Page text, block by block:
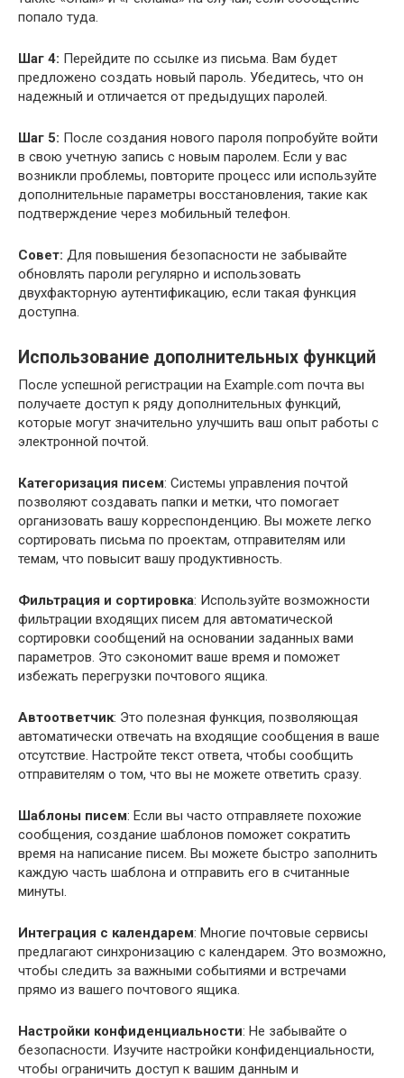
попало туда.
Шаг 4: Перейдите по ссылке из письма. Вам будет
предложено создать новый пароль. Убедитесь, что он
надежный и отличается от предыдущих паролей.
Шаг 5: После создания нового пароля попробуйте войти
в свою учетную запись с новым паролем. Если у вас
возникли проблемы, повторите процесс или используйте
дополнительные параметры восстановления, такие как
подтверждение через мобильный телефон.
Совет: Для повышения безопасности не забывайте
обновлять пароли регулярно и использовать
двухфакторную аутентификацию, если такая функция
доступна.
Использование дополнительных функций
После успешной регистрации на Example.com почта вы
получаете доступ к ряду дополнительных функций,
которые могут значительно улучшить ваш опыт работы с
электронной почтой.
Категоризация писем: Системы управления почтой
позволяют создавать папки и метки, что помогает
организовать вашу корреспонденцию. Вы можете легко
сортировать письма по проектам, отправителям или
темам, что повысит вашу продуктивность.
Фильтрация и сортировка: Используйте возможности
фильтрации входящих писем для автоматической
сортировки сообщений на основании заданных вами
параметров. Это сэкономит ваше время и поможет
избежать перегрузки почтового ящика.
Автоответчик: Это полезная функция, позволяющая
автоматически отвечать на входящие сообщения в ваше
отсутствие. Настройте текст ответа, чтобы сообщить
отправителям о том, что вы не можете ответить сразу.
Шаблоны писем: Если вы часто отправляете похожие
сообщения, создание шаблонов поможет сократить
время на написание писем. Вы можете быстро заполнить
каждую часть шаблона и отправить его в считанные
минуты.
Интеграция с календарем: Многие почтовые сервисы
предлагают синхронизацию с календарем. Это возможно,
чтобы следить за важными событиями и встречами
прямо из вашего почтового ящика.
Настройки конфиденциальности: Не забывайте о
безопасности. Изучите настройки конфиденциальности,
чтобы ограничить доступ к вашим данным и